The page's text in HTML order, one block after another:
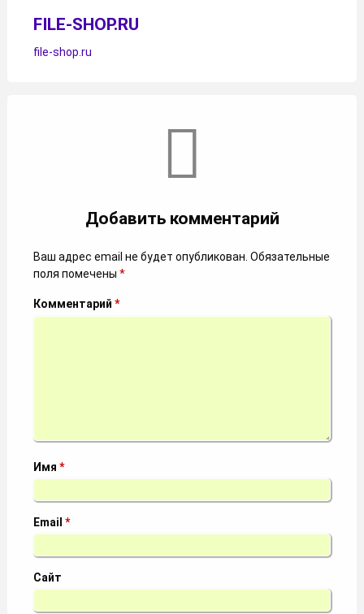
FILE-SHOP.RU
file-shop.ru
Добавить комментарий
Ваш адрес email не будет опубликован. Обязательные
поля помечены *
Комментарий *
Имя *
Email *
Сайт